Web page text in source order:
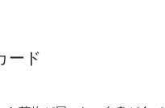
ード